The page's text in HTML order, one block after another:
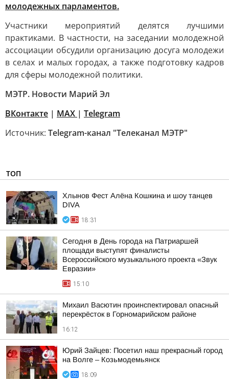
молодежных парламентов.
Участники мероприятий делятся лучшими
практиками. В частности, на заседании молодежной
ассоциации обсудили организацию досуга молодежи
в селах и малых городах, а также подготовку кадров
для сферы молодежной политики.
МЭТР. Новости Марий Эл
ВКонтакте | MAX | Telegram
Источник: Telegram-канал "Телеканал МЭТР"
ТОП
Хлынов Фест Алёна Кошкина и шоу танцев
DIVA
18:31
Сегодня в День города на Патриаршей
площади выступят финалисты
Всероссийского музыкального проекта «Звук
Евразии»
15:10
Михаил Васютин проинспектировал опасный
перекрёсток в Горномарийском районе
16:12
Юрий Зайцев: Посетил наш прекрасный город
на Волге – Козьмодемьянск
18:09